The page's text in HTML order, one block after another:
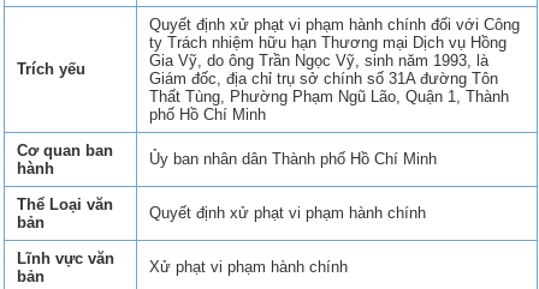
Trích yếu
Quyết định xử phạt vi phạm hành chính đối với Công
ty Trách nhiệm hữu hạn Thương mại Dịch vụ Hồng
Gia Vỹ, do ông Trần Ngọc Vỹ, sinh năm 1993, là
Giám đốc, địa chỉ trụ sở chính số 31A đường Tôn
Thất Tùng, Phường Phạm Ngũ Lão, Quận 1, Thành
phố Hồ Chí Minh
Cơ quan ban
hành
Ủy ban nhân dân Thành phố Hồ Chí Minh
Thể Loại văn
bản
Quyết định xử phạt vi phạm hành chính
Lĩnh vực văn
bản
Xử phạt vi phạm hành chính